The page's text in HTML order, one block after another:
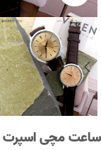
ساعت مچی اسپرت JESI